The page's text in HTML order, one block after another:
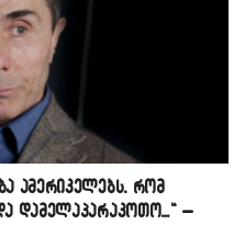
ამერიკელებს, რომ
დამელაპარაკოთო…“ –